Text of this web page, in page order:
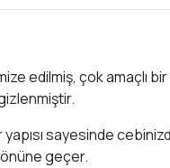
edilmiş, çok amaçlı bir
sayesinde
önüne geçer.